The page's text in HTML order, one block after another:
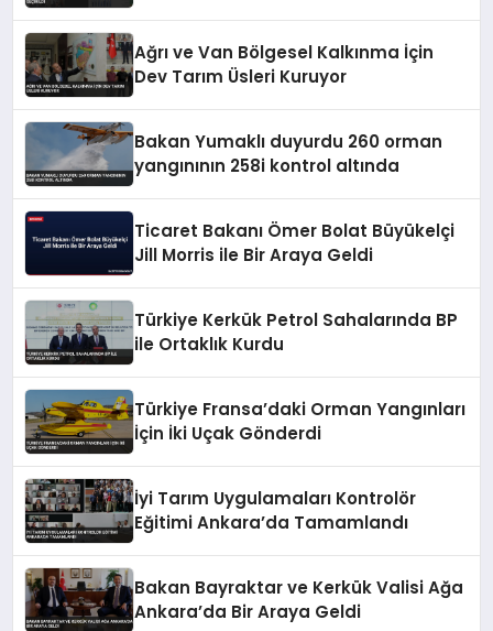
Ağrı ve Van Bölgesel Kalkınma İçin
Dev Tarım Üsleri Kuruyor
Bakan Yumaklı duyurdu 260 orman
yangınının 258i kontrol altında
Ticaret Bakanı Ömer Bolat Büyükelçi
Jill Morris ile Bir Araya Geldi
Türkiye Kerkük Petrol Sahalarında BP
ile Ortaklık Kurdu
Türkiye Fransa’daki Orman Yangınları
İçin İki Uçak Gönderdi
İyi Tarım Uygulamaları Kontrolör
Eğitimi Ankara’da Tamamlandı
Bakan Bayraktar ve Kerkük Valisi Ağa
Ankara’da Bir Araya Geldi